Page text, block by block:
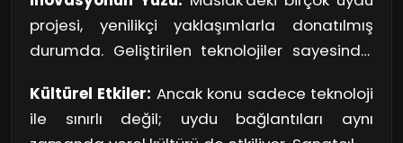
ulaşılması zor alanlarda internetin ulaşımını
sağlamak için uydu teknolojisi bir kurtarıcıdır.
Ancak burada beni en çok şaşırtan detay,
bazı projelerin sadece bireysel kullanıcıları
değil, aynı zamanda büyük organizasyonları
ve kamu hizmetlerini de kapsaması. Örneğin,
projesi, yenilikçi yaklaşımlarla donatılmış
durumda. Geliştirilen teknolojiler sayesinde,
kesintisiz hizmet götürülüyor. Özellikle, yerel
yönetimlerin kullanabileceği uzaktan izleme
Kültürel Etkiler: Ancak konu sadece teknoloji
ile sınırlı değil; uydu bağlantıları aynı